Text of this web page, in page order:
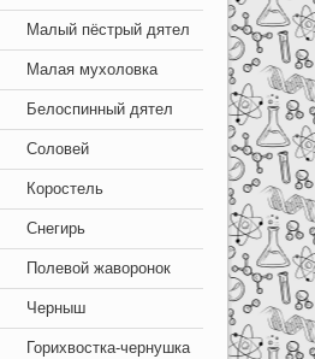
Малый пёстрый дятел
Малая мухоловка
Белоспинный дятел
Соловей
Коростель
Снегирь
Полевой жаворонок
Черныш
Горихвостка-чернушка